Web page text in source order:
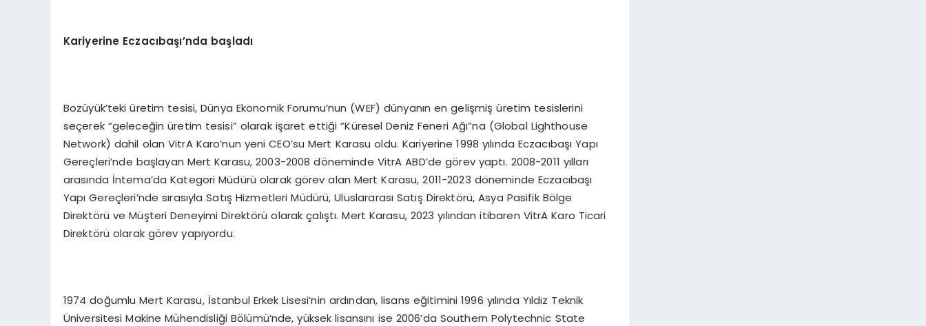
Kariyerine Eczacıbaşı’nda başladı
Bozüyük’teki üretim tesisi, Dünya Ekonomik Forumu’nun (WEF) dünyanın en gelişmiş üretim tesislerini
seçerek “geleceğin üretim tesisi” olarak işaret ettiği “Küresel Deniz Feneri Ağı”na (Global Lighthouse
Network) dahil olan VitrA Karo’nun yeni CEO’su Mert Karasu oldu. Kariyerine 1998 yılında Eczacıbaşı Yapı
Gereçleri’nde başlayan Mert Karasu, 2003-2008 döneminde VitrA ABD’de görev yaptı. 2008-2011 yılları
arasında İntema’da Kategori Müdürü olarak görev alan Mert Karasu, 2011-2023 döneminde Eczacıbaşı
Yapı Gereçleri’nde sırasıyla Satış Hizmetleri Müdürü, Uluslararası Satış Direktörü, Asya Pasifik Bölge
Direktörü ve Müşteri Deneyimi Direktörü olarak çalıştı. Mert Karasu, 2023 yılından itibaren VitrA Karo Ticari
Direktörü olarak görev yapıyordu.
1974 doğumlu Mert Karasu, İstanbul Erkek Lisesi’nin ardından, lisans eğitimini 1996 yılında Yıldız Teknik
Üniversitesi Makine Mühendisliği Bölümü’nde, yüksek lisansını ise 2006’da Southern Polytechnic State